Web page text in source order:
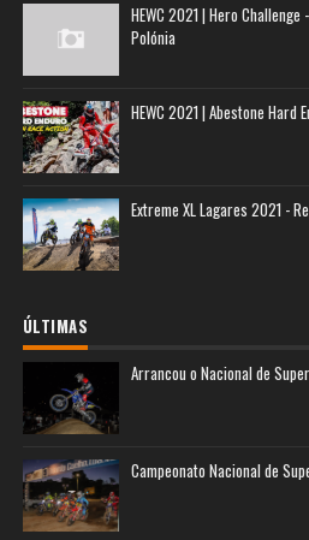
HEWC 2021 | Hero
Polónia
HEWC 2021 | Abestone Hard
Extreme XL Lagares 2021 -
ÚLTIMAS
Arrancou o Nacional de
Campeonato Nacional de